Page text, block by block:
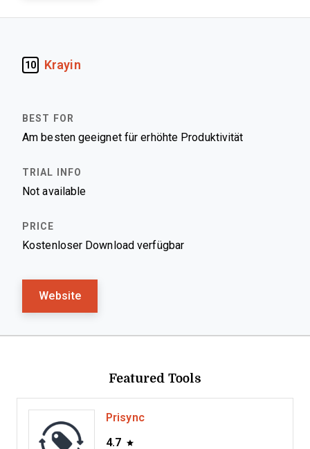
10 Krayin
Am besten geeignet für erhöhte Produktivität
Not available
Kostenloser Download verfügbar
Website
Featured Tools
Prisync
4.7